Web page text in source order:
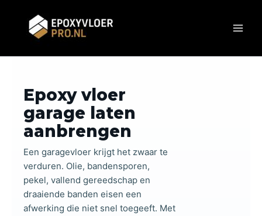
Epoxy vloer
garage laten
aanbrengen
Een garagevloer krijgt het zwaar te
verduren. Olie, bandensporen,
pekel, vallend gereedschap en
draaiende banden eisen een
afwerking die niet snel toegeeft. Met